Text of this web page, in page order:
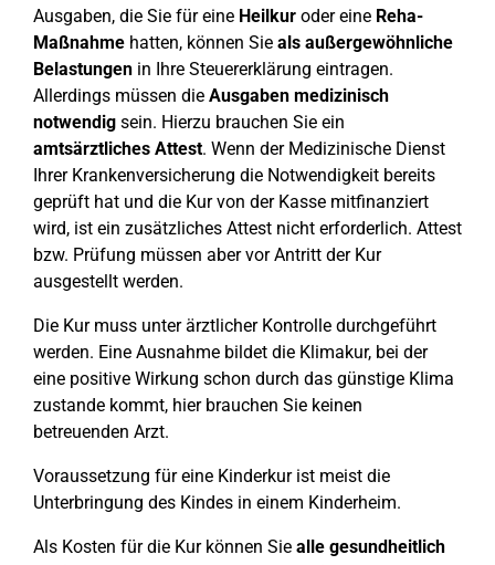
Ausgaben, die Sie für eine Heilkur oder eine Reha-
Maßnahme hatten, können Sie als außergewöhnliche
Belastungen in Ihre Steuererklärung eintragen.
Allerdings müssen die Ausgaben medizinisch
notwendig sein. Hierzu brauchen Sie ein
amtsärztliches Attest. Wenn der Medizinische Dienst
Ihrer Krankenversicherung die Notwendigkeit bereits
geprüft hat und die Kur von der Kasse mitfinanziert
wird, ist ein zusätzliches Attest nicht erforderlich. Attest
bzw. Prüfung müssen aber vor Antritt der Kur
ausgestellt werden.
Die Kur muss unter ärztlicher Kontrolle durchgeführt
werden. Eine Ausnahme bildet die Klimakur, bei der
eine positive Wirkung schon durch das günstige Klima
zustande kommt, hier brauchen Sie keinen
betreuenden Arzt.
Voraussetzung für eine Kinderkur ist meist die
Unterbringung des Kindes in einem Kinderheim.
Als Kosten für die Kur können Sie alle gesundheitlich